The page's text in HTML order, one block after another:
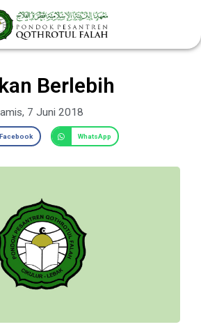
Berlebih
7 Juni 2018
Facebook WhatsApp